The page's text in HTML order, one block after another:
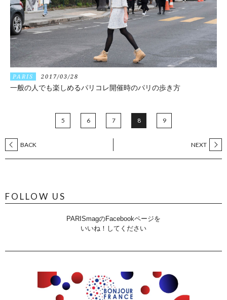
PARIS 2017/03/28
一般の人でも楽しめるパリコレ開催時のパリの歩き方
BACK
5 6 7 8 9
NEXT
FOLLOW US
PARISmagのFacebookページを
いいね！してください